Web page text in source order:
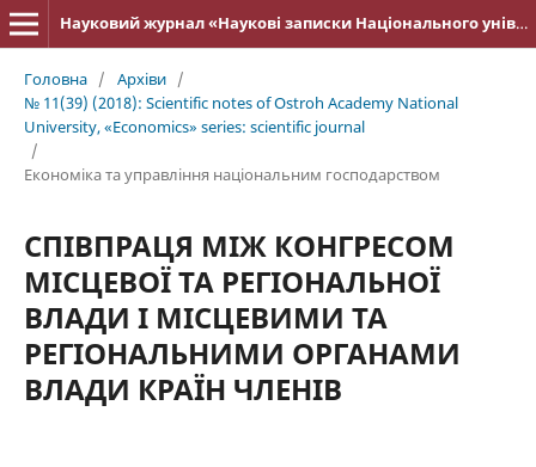
Науковий журнал «Наукові записки Національного університету «Острозька академія»: серія «Економіка»
Головна / Архіви /
№ 11(39) (2018): Scientific notes of Ostroh Academy National
University, «Economics» series: scientific journal
/
Економіка та управління національним господарством
СПІВПРАЦЯ МІЖ КОНГРЕСОМ
МІСЦЕВОЇ ТА РЕГІОНАЛЬНОЇ
ВЛАДИ І МІСЦЕВИМИ ТА
РЕГІОНАЛЬНИМИ ОРГАНАМИ
ВЛАДИ КРАЇН ЧЛЕНІВ